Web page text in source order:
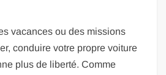
vacances ou des missions
conduire votre propre voiture
plus de liberté. Comme